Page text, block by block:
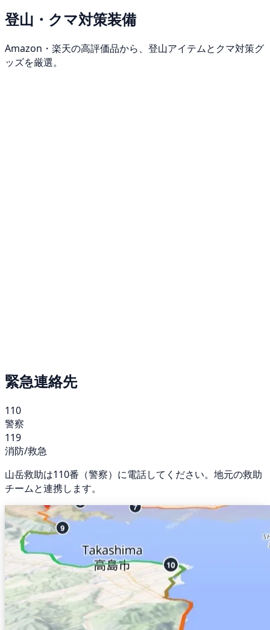
登山・クマ対策装備
Amazon・楽天の高評価品から、登山アイテムとクマ対策グ
ッズを厳選。
緊急連絡先
110
警察
119
消防/救急
山岳救助は110番（警察）に電話してください。地元の救助
チームと連携します。